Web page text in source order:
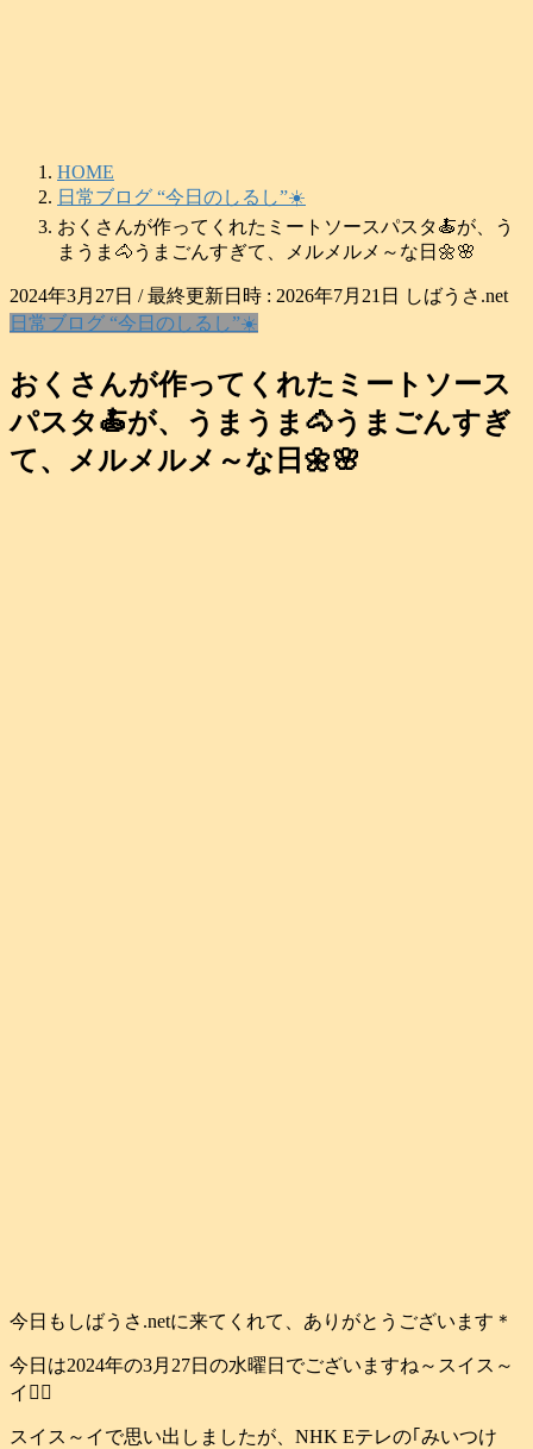
HOME
日常ブログ “今日のしるし”☀️
おくさんが作ってくれたミートソースパスタ🍝が、う
まうま🐴うまごんすぎて、メルメルメ～な日🌼🌸
2024年3月27日 / 最終更新日時 : 2026年7月21日
しばうさ.net
日常ブログ “今日のしるし”☀️
おくさんが作ってくれたミートソース
パスタ🍝が、うまうま🐴うまごんすぎ
て、メルメルメ～な日🌼🌸
今日もしばうさ.netに来てくれて、ありがとうございます＊
今日は2024年の3月27日の水曜日でございますね～スイス～
イ🏊‍♂️
スイス～イで思い出しましたが、NHK Eテレの｢みいつけ